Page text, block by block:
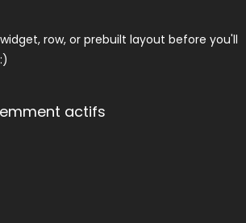
row, or prebuilt layout before you'll
actifs